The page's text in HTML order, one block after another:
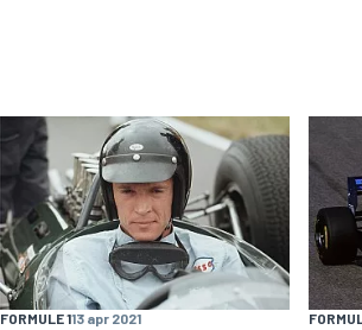
FORMULE 113 apr 2021